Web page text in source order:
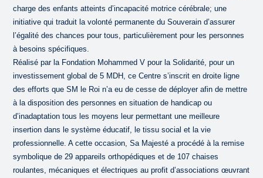
charge des enfants atteints d’incapacité motrice cérébrale; une
initiative qui traduit la volonté permanente du Souverain d’assurer
l’égalité des chances pour tous, particulièrement pour les personnes
à besoins spécifiques.
Réalisé par la Fondation Mohammed V pour la Solidarité, pour un
investissement global de 5 MDH, ce Centre s’inscrit en droite ligne
des efforts que SM le Roi n’a eu de cesse de déployer afin de mettre
à la disposition des personnes en situation de handicap ou
d’inadaptation tous les moyens leur permettant une meilleure
insertion dans le système éducatif, le tissu social et la vie
professionnelle. A cette occasion, Sa Majesté a procédé à la remise
symbolique de 29 appareils orthopédiques et de 107 chaises
roulantes, mécaniques et électriques au profit d’associations œuvrant